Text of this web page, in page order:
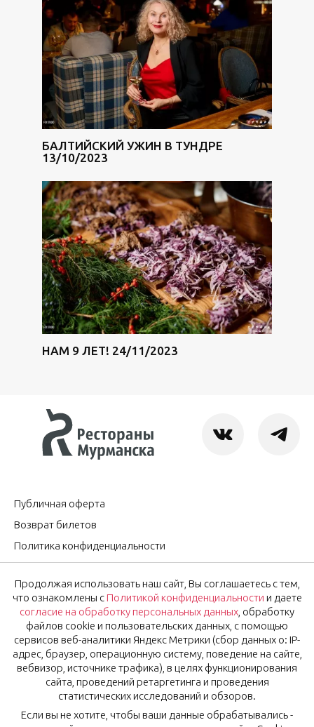
БАЛТИЙСКИЙ УЖИН В ТУНДРЕ
13/10/2023
НАМ 9 ЛЕТ! 24/11/2023
Публичная оферта
Возврат билетов
Политика конфиденциальности
Согласие на обработку персональных данных
Оставить отзыв
Подписаться на новости OK
Нажимая на кнопку «Ok», вы соглашаетесь с Политикой
конфиденциальности
и даёте согласие
на обработку
персональных данных.
Продолжая использовать наш сайт, Вы соглашаетесь с тем,
что ознакомлены с Политикой конфиденциальности и даете
согласие на обработку персональных данных , обработку
файлов cookie и пользовательских данных, с помощью
сервисов веб-аналитики Яндекс Метрики (сбор данных о: IP-
адрес, браузер, операционную систему, поведение на сайте,
вебвизор, источнике трафика), в целях функционирования
сайта, проведений ретаргетинга и проведения
статистических исследований и обзоров.
Если вы не хотите, чтобы ваши данные обрабатывались -